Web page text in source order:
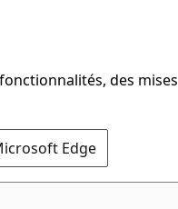
des mises
Edge